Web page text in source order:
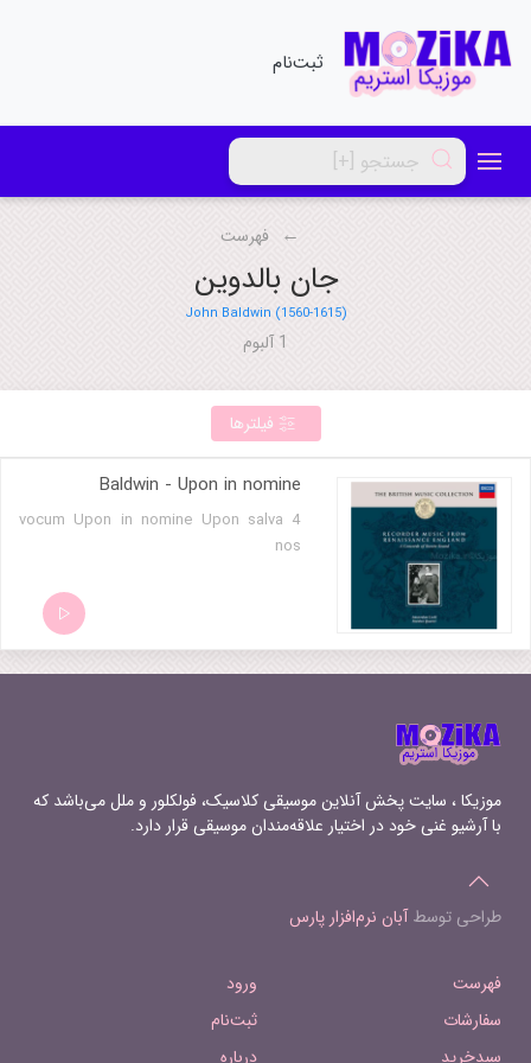
ثبت‌نام
فهرست
جان بالدوین
John Baldwin (1560-1615)
فیلترها
Baldwin - Upon in nomine
4 vocum Upon in nomine Upon salva
nos
موزیکا ، سایت پخش آنلاین موسیقی کلاسیک، فولکلور و ملل می‌باشد که
با آرشیو غنی خود در اختیار علاقه‌مندان موسیقی قرار دارد.
طراحی توسطآبان نرم‌افزار پارس
فهرست
سفارشات
سبدخرید
ورود
ثبت‌نام
درباره